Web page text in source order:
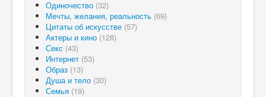
Одиночество (32)
Мечты, желания, реальность (69)
Цитаты об искусстве (57)
Актеры и кино (128)
Секс (43)
Интернет (53)
Образ (13)
Душа и тело (30)
Семья (19)